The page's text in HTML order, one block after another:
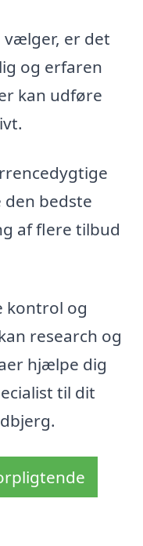
vælger, er det
og erfaren
kan udføre
bedste
af flere tilbud
kontrol og
research og
hjælpe dig
til dit